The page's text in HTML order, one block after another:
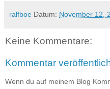
ralfboe Datum: November 12,
Keine Kommentare:
Kommentar
Wenn du auf meinem Blog